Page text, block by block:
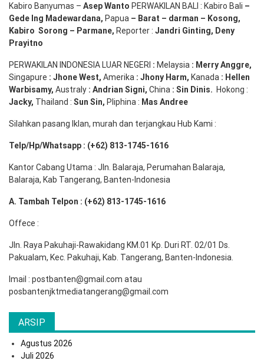
Kabiro Banyumas – AsepWanto PERWAKILAN BALI : Kabiro Bali –
Gede Ing Madewardana, Papua – Barat – darman – Kosong,
Kabiro Sorong – Parmane, Reporter : Jandri Ginting, Deny
Prayitno
PERWAKILAN INDONESIA LUAR NEGERI : Melaysia : MerryAnggre,
Singapure : JhoneWest, Amerika : Jhony Harm, Kanada : Hellen
Warbisamy, Australy : Andrian Signi, China : Sin Dinis. Hokong :
Jacky, Thailand : Sun Sin, Pliphina : Mas Andree
Silahkan pasang Iklan, murah dan terjangkau Hub Kami :
Telp/Hp/Whatsapp : (+62) 813-1745-1616
Kantor Cabang Utama : Jln. Balaraja, Perumahan Balaraja,
Balaraja, Kab Tangerang, Banten-Indonesia
A. Tambah Telpon : (+62) 813-1745-1616
Offece :
Jln. Raya Pakuhaji-Rawakidang KM.01 Kp. Duri RT. 02/01 Ds.
Pakualam, Kec. Pakuhaji, Kab. Tangerang, Banten-Indonesia.
Imail : postbanten@gmail.com atau
posbantenjktmediatangerang@gmail.com
ARSIP
Agustus 2026
Juli 2026